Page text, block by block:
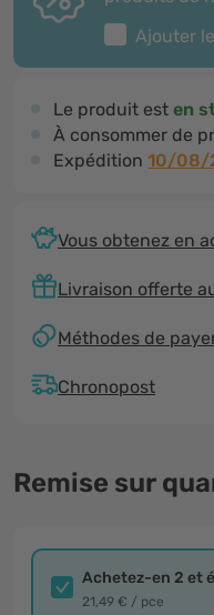
Ajouter
Le produit est en
À consommer de
Expédition 10/08/
Vous obtenez en
Livraison offerte
Méthodes de
Chronopost
Remise sur
Achetez-en 2 et
21,49 € / pce